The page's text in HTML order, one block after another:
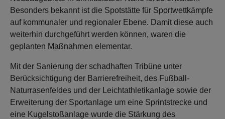
Besonders bekannt ist die Spotstätte für Sportwettkämpfe
auf kommunaler und regionaler Ebene. Damit diese auch
weiterhin durchgeführt werden können, waren die
geplanten Maßnahmen elementar.
Mit der Sanierung der schadhaften Tribüne unter
Berücksichtigung der Barrierefreiheit, des Fußball-
Naturrasenfeldes und der Leichtathletikanlage sowie der
Erweiterung der Sportanlage um eine Sprintstrecke und
eine Kugelstoßanlage wurde die Stärkung des